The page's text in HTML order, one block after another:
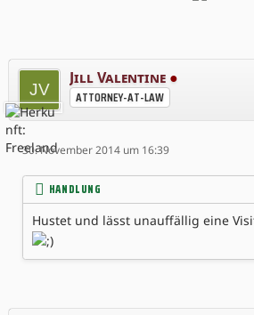
Jill Valentine ●
ATTORNEY-AT-LAW
30. November 2014 um 16:39
HANDLUNG
Hustet und lässt unauffällig eine